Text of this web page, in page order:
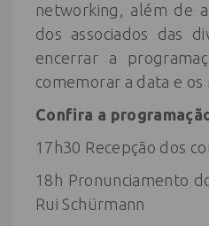
networking, além de
dos associados das
encerrar a
comemorar a data e os
Confira a
17h30 Recepção dos
18h Pronunciamento
Rui Schürmann